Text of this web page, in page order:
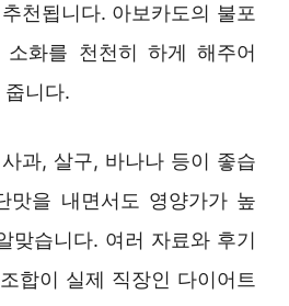
천됩니다. 아보카도의 불포
소화를 천천히 하게 해주어
니다.
과, 살구, 바나나 등이 좋습
맛을 내면서도 영양가가 높
맞습니다. 여러 자료와 후기
합이 실제 직장인 다이어트